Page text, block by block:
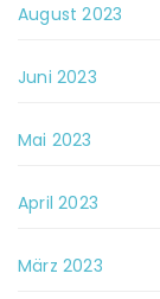
August 2023
Juni 2023
Mai 2023
April 2023
März 2023